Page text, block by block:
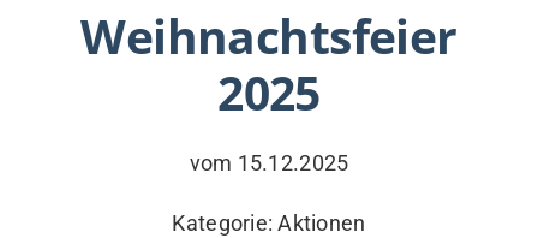
Weihnachtsfeier
2025
vom 15.12.2025
Kategorie:Aktionen